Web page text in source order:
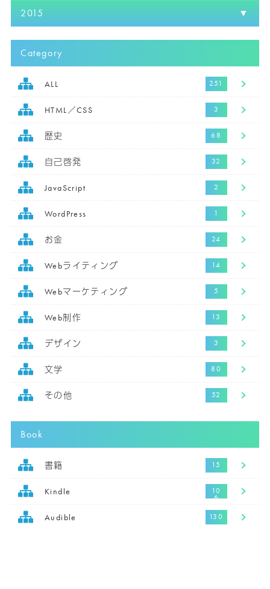
2015
Category
ALL
HTML／CSS
歴史
自己啓発
JavaScript
WordPress
お金
Webライティング
Webマーケティング
Web制作
デザイン
文学
その他
Book
書籍
Kindle
Audible